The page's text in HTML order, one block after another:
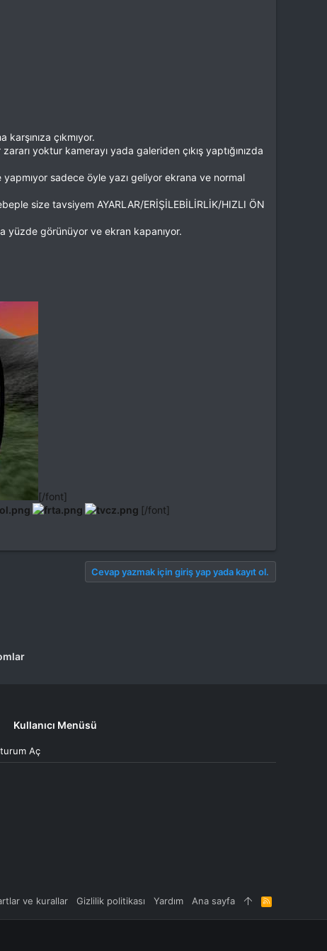
çıkmıyor.
yoktur kamerayı yada galeriden çıkış yaptığınızda
sadece öyle yazı geliyor ekrana ve normal
size tavsiyem AYARLAR/ERİŞİLEBİLİRLİK/HIZLI ÖN
yüzde görünüyor ve ekran kapanıyor.
[/font]
[/font]
Cevap yazmak için giriş yap yada kayıt ol.
Kullanıcı Menüsü
Aç
ve kurallar Gizlilik politikası Yardım Ana sayfa
R
S
S